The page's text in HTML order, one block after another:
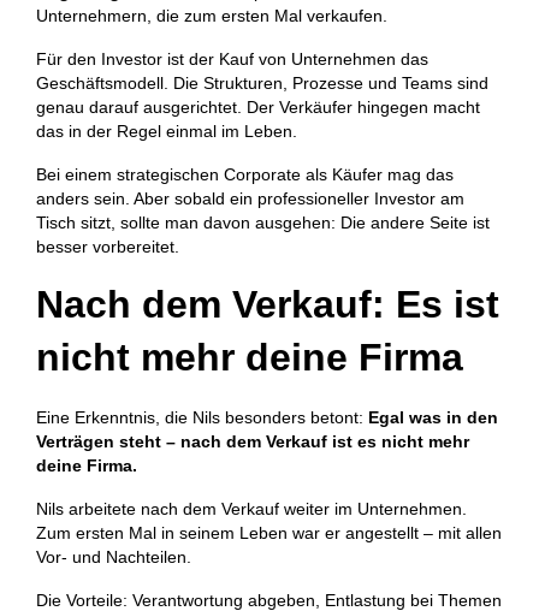
Unternehmern, die zum ersten Mal verkaufen.
Für den Investor ist der Kauf von Unternehmen das
Geschäftsmodell. Die Strukturen, Prozesse und Teams sind
genau darauf ausgerichtet. Der Verkäufer hingegen macht
das in der Regel einmal im Leben.
Bei einem strategischen Corporate als Käufer mag das
anders sein. Aber sobald ein professioneller Investor am
Tisch sitzt, sollte man davon ausgehen: Die andere Seite ist
besser vorbereitet.
Nach dem Verkauf: Es ist
nicht mehr deine Firma
Eine Erkenntnis, die Nils besonders betont: Egal was in den
Verträgen steht – nach dem Verkauf ist es nicht mehr
deine Firma.
Nils arbeitete nach dem Verkauf weiter im Unternehmen.
Zum ersten Mal in seinem Leben war er angestellt – mit allen
Vor- und Nachteilen.
Die Vorteile: Verantwortung abgeben, Entlastung bei Themen